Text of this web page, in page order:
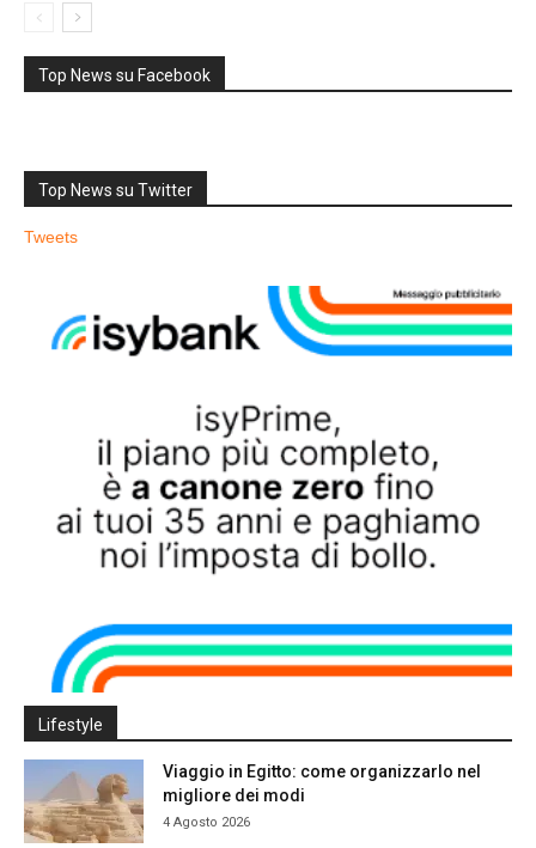
Top News su Facebook
Top News su Twitter
Tweets
Lifestyle
Viaggio in Egitto: come organizzarlo nel
migliore dei modi
4 Agosto 2026